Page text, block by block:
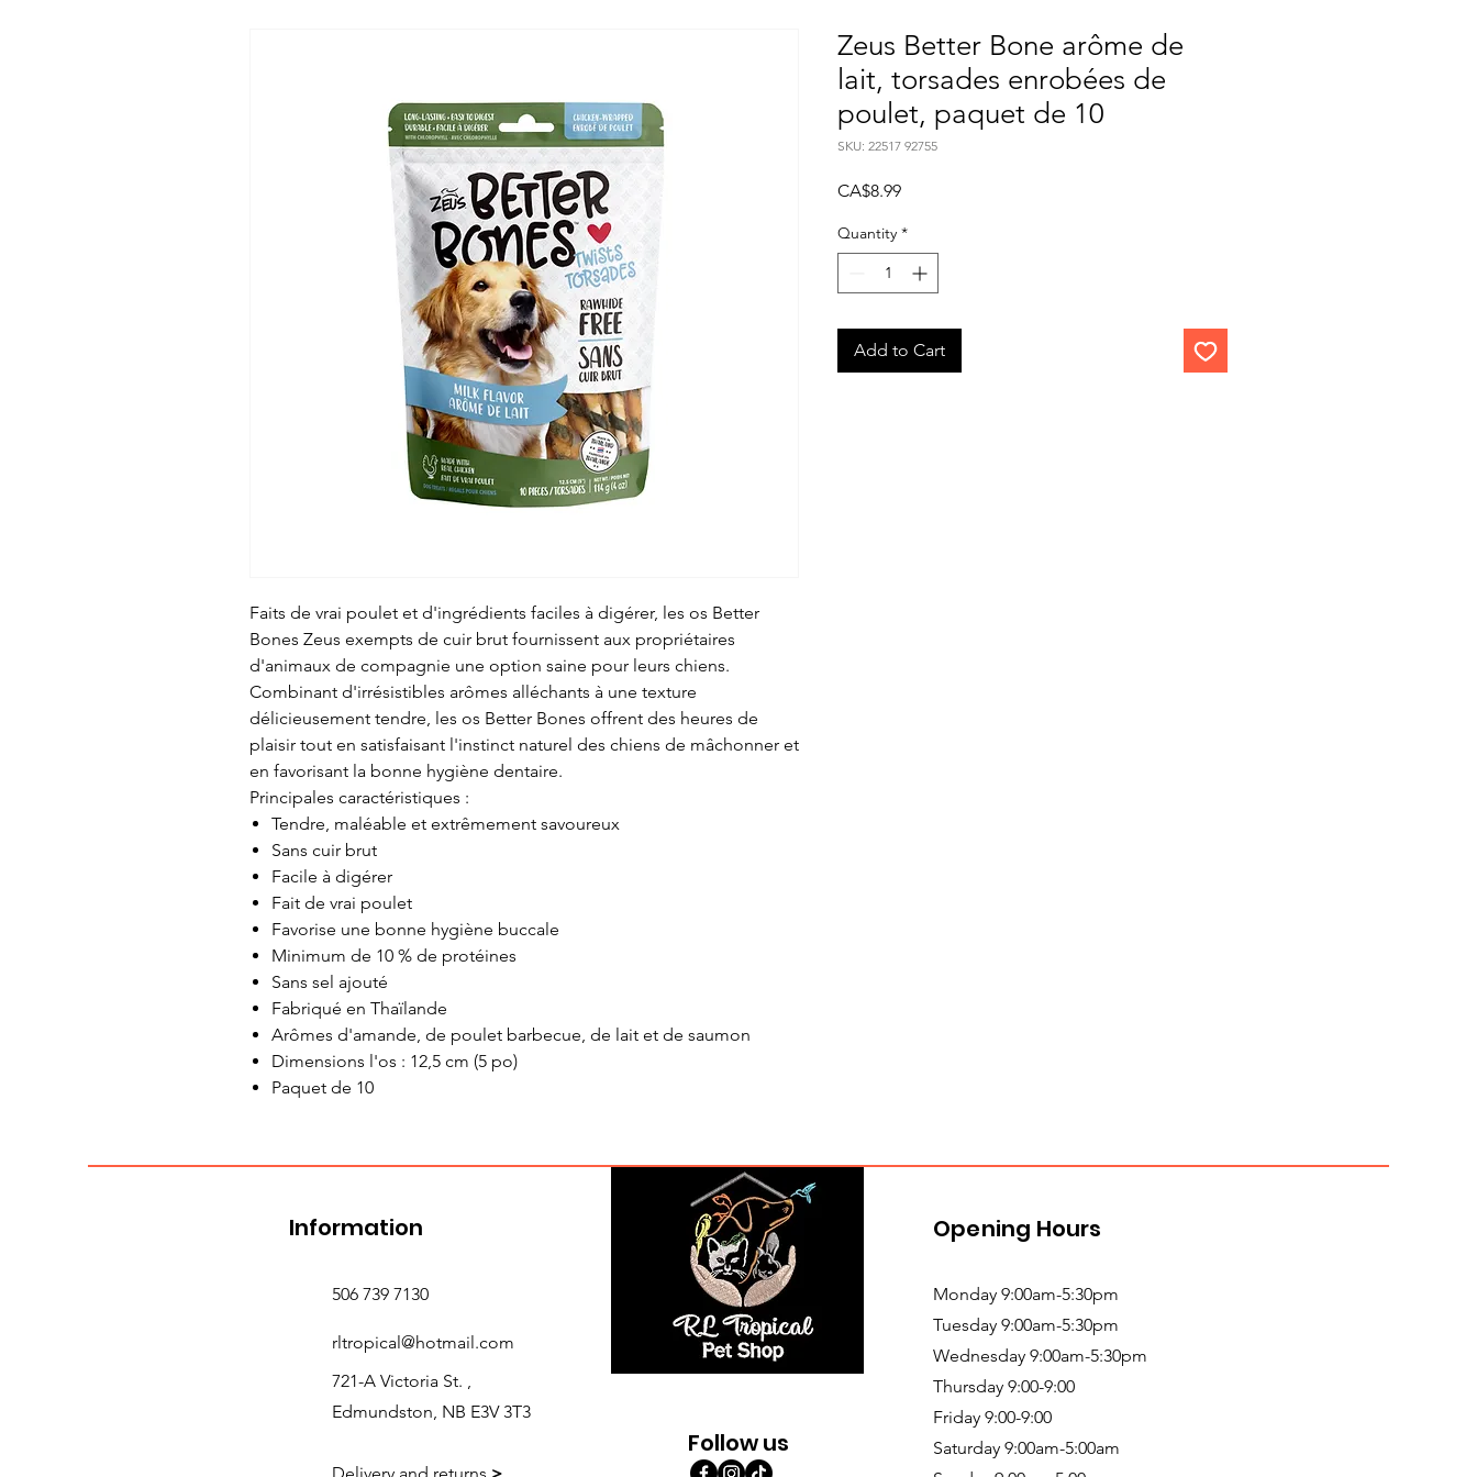
Faits de vrai poulet et d'ingrédients faciles à digérer, les os Better
Bones Zeus exempts de cuir brut fournissent aux propriétaires
d'animaux de compagnie une option saine pour leurs chiens.
Combinant d'irrésistibles arômes alléchants à une texture
délicieusement tendre, les os Better Bones offrent des heures de
plaisir tout en satisfaisant l'instinct naturel des chiens de mâchonner et
en favorisant la bonne hygiène dentaire.
Principales caractéristiques :
Tendre, maléable et extrêmement savoureux
Sans cuir brut
Facile à digérer
Fait de vrai poulet
Favorise une bonne hygiène buccale
Minimum de 10 % de protéines
Sans sel ajouté
Fabriqué en Thaïlande
Arômes d'amande, de poulet barbecue, de lait et de saumon
Dimensions l'os : 12,5 cm (5 po)
Paquet de 10
Zeus Better Bone arôme de
lait, torsades enrobées de
poulet, paquet de 10
SKU: 22517 92755
CA$8.99Price
Quantity *
Add to Cart
Follow us
Information
506 739 7130
rltropical@hotmail.com
721-A Victoria St. ,
Edmundston, NB E3V 3T3
Opening Hours
Monday 9:00am-5:30pm
Tuesday 9:00am-5:30pm
Wednesday 9:00am-5:30pm
Thursday 9:00-9:00
Friday 9:00-9:00
Saturday 9:00am-5:00am